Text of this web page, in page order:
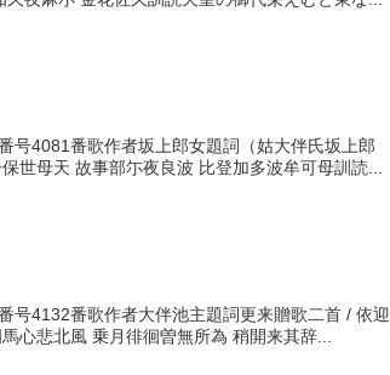
号4081番歌作者坂上郎女題詞（姑大伴氏坂上郎
世母天 故事部尓夜良波 比登加多波牟可母訓読...
号4132番歌作者大伴池主題詞更来贈歌二首 / 依迎
心悲北風 乗月徘徊曽無所為 稍開来其辞...